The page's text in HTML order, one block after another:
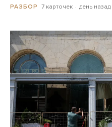
РАЗБОР 7 карточек день назад